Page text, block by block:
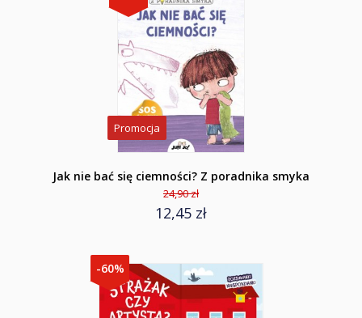
Promocja
Jak nie bać się ciemności? Z poradnika smyka
24,90 zł
12,45 zł
-60%